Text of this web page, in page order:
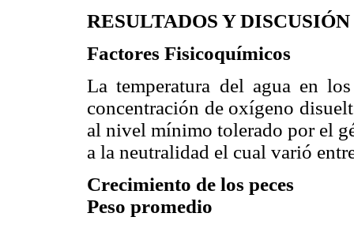
RESULTADOS Y DISCUSIÓN
Factores Fisicoquímicos
La temperatura del agua en
concentración de oxígeno
al nivel mínimo tolerado por el
a la neutralidad el cual varió
Crecimiento de los peces
Peso promedio